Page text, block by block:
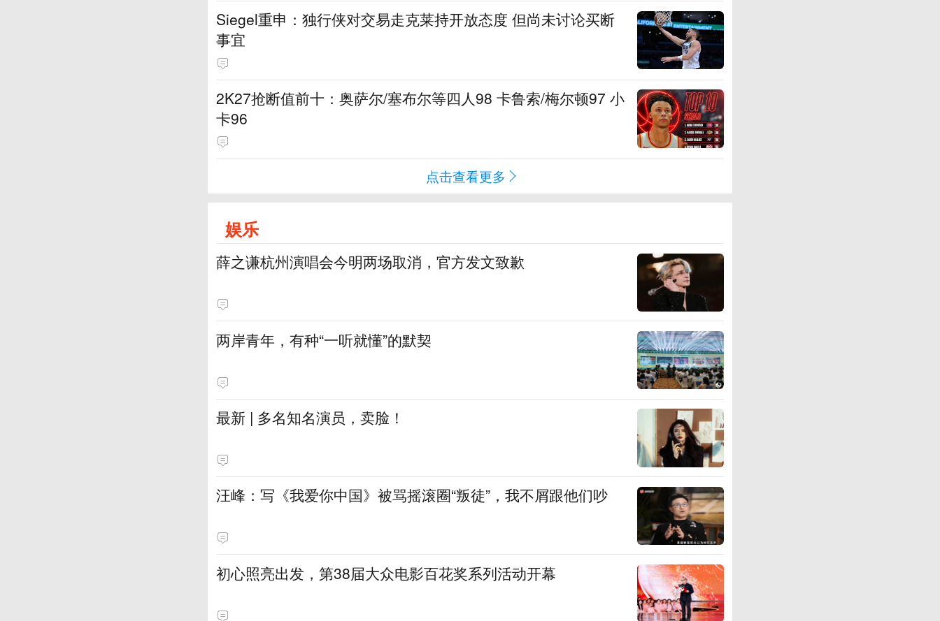
Siegel重申：独行侠对交易走克莱持开放态度 但尚未讨论买断
事宜
2K27抢断值前十：奥萨尔/塞布尔等四人98 卡鲁索/梅尔顿97 小
卡96
点击查看更多
娱乐
薛之谦杭州演唱会今明两场取消，官方发文致歉
两岸青年，有种“一听就懂”的默契
最新 | 多名知名演员，卖脸！
汪峰：写《我爱你中国》被骂摇滚圈“叛徒”，我不屑跟他们吵
初心照亮出发，第38届大众电影百花奖系列活动开幕